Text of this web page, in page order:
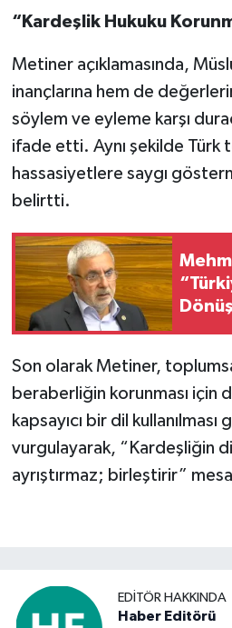
“Kardeşlik Hukuku
Metiner açıklamasında,
inançlarına hem de
söylem ve eyleme karşı
ifade etti. Aynı şekilde Türk
hassasiyetlere saygı
belirtti.
Son olarak Metiner,
beraberliğin korunması için
kapsayıcı bir dil
vurgulayarak, “Kardeşliğin
ayrıştırmaz; birleştirir”
EDITÖR HAKKINDA
Haber Editörü